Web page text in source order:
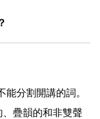
分割開講的詞。
疊韻的和非雙聲